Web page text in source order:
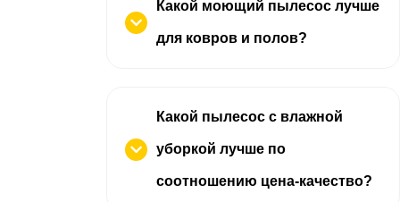
Какой моющий пылесос лучше
для ковров и полов?
Какой пылесос с влажной
уборкой лучше по
соотношению цена-качество?